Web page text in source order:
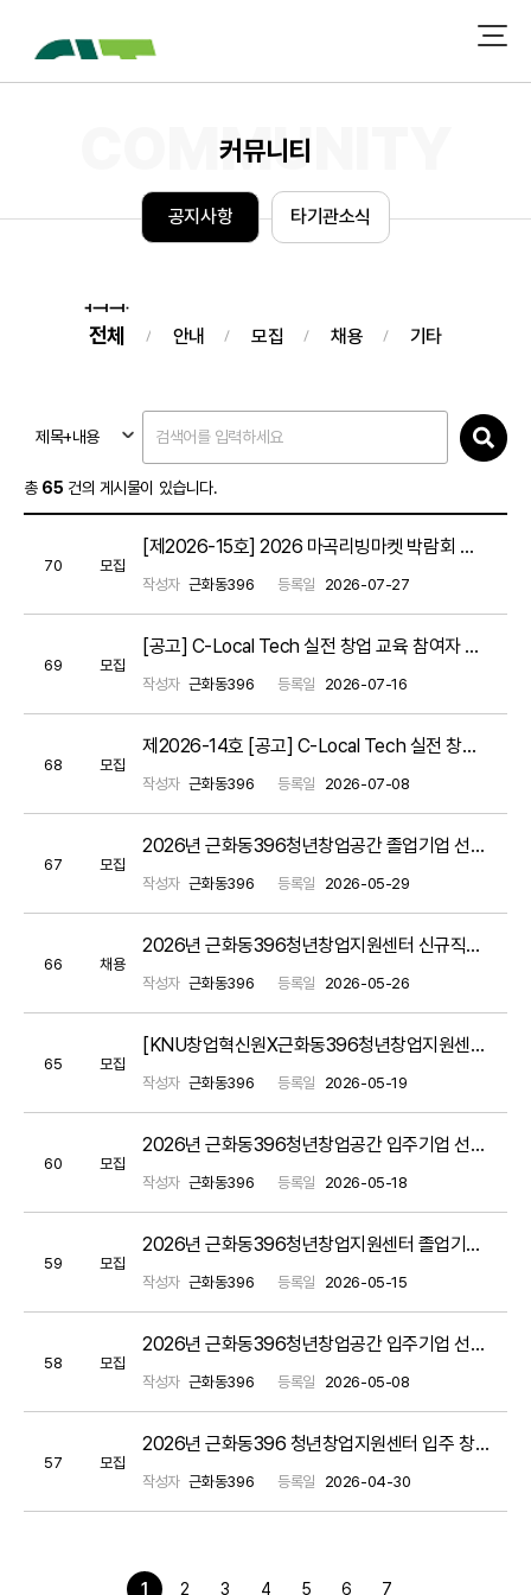
커뮤니티
공지 사항 타기관소식
전체 안내 모집 채용 기타
총 65 건의 게시물이 있습니다.
제목+내용
70 모집
[제2026-15호] 2026 마곡리빙마켓 박람회 참가 입주기업 모집 공고(~8/3까지) / *모집완료*
작성자 근화동396 등록일 2026-07-27
69 모집
[공고] C-Local Tech 실전 창업 교육 참여자 모집 공고(기간연장)
작성자 근화동396 등록일 2026-07-16
68 모집
제2026-14호 [공고] C-Local Tech 실전 창업 교육 참여자 모집 공고
작성자 근화동396 등록일 2026-07-08
67 모집
2026년 근화동396청년창업공간 졸업기업 선택형 맞춤형 지원 프로그램 서류평가 결과 공고
작성자 근화동396 등록일 2026-05-29
66 채용
2026년 근화동396청년창업지원센터 신규직원 채용공고
작성자 근화동396 등록일 2026-05-26
65 모집
[KNU창업혁신원X근화동396청년창업지원센터] 2026년 근화동396 창업동아리 경진대회
작성자 근화동396 등록일 2026-05-19
60 모집
2026년 근화동396청년창업공간 입주기업 선택형 맞춤형 지원 프로그램 서류평가 결과 공고
작성자 근화동396 등록일 2026-05-18
59 모집
2026년 근화동396청년창업지원센터 졸업기업 선택형 맞춤형 지원 프로그램 / 공동 매뉴얼 참고
작성자 근화동396 등록일 2026-05-15
58 모집
2026년 근화동396청년창업공간 입주기업 선택형 맞춤형 지원 프로그램 신청 안내 / 공동 매뉴얼 참고
작성자 근화동396 등록일 2026-05-08
57 모집
2026년 근화동396 청년창업지원센터 입주 창업팀 모집 공고(~05.20.)
작성자 근화동396 등록일 2026-04-30
1 2 3 4 5 6 7